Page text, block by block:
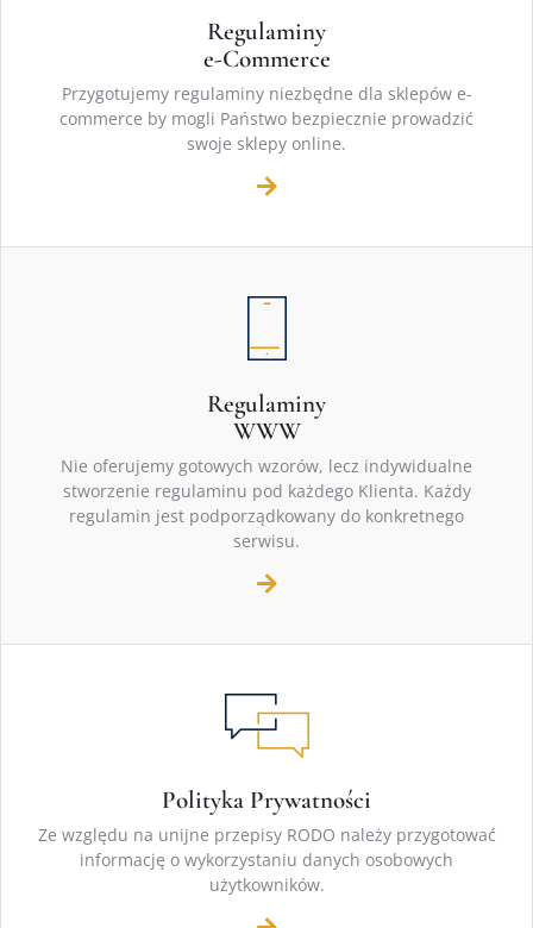
Regulaminy
e-Commerce
Przygotujemy regulaminy niezbędne dla sklepów e-
commerce by mogli Państwo bezpiecznie prowadzić
swoje sklepy online.
Regulaminy
WWW
Nie oferujemy gotowych wzorów, lecz indywidualne
stworzenie regulaminu pod każdego Klienta. Każdy
regulamin jest podporządkowany do konkretnego
serwisu.
Polityka Prywatności
Ze względu na unijne przepisy RODO należy przygotować
informację o wykorzystaniu danych osobowych
użytkowników.